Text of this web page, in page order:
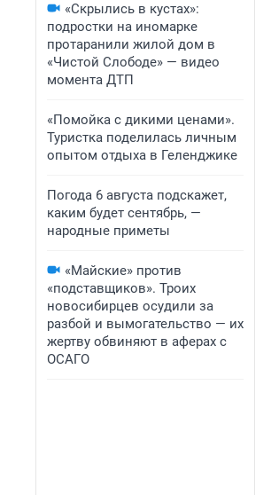
«Скрылись в кустах»:
подростки на иномарке
протаранили жилой дом в
«Чистой Слободе» — видео
момента ДТП
«Помойка с дикими ценами».
Туристка поделилась личным
опытом отдыха в Геленджике
Погода 6 августа подскажет,
каким будет сентябрь, —
народные приметы
«Майские» против
«подставщиков». Троих
новосибирцев осудили за
разбой и вымогательство — их
жертву обвиняют в аферах с
ОСАГО